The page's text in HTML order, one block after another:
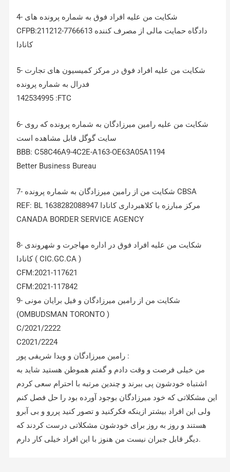
4- شکایت من علیه افراد فوق به شماره پرونده های
CFPB:211212-7766613 دادگاه حمایت مالی از مصرف کننده
کانادا
5- شکایت من علیه افراد فوق در مرکز کمیسیون های تجارت
فدرال به شماره پرونده
‏142534995 :FTC
6- شکایت من علیه رامین میرزادگان به شماره پرونده که روی
سایت گوگل قابل مشاهده است
BBB: C58C46A9-4C2E-A163-OE63A05A1194
Better Business Bureau
7- شکایت من از رامین میرزادگان به شماره پرونده CBSA
CANADA BORDER SERVICE AGENCY
8- شکایت من علیه افراد فوق در اداره مهاجرت و شهروندی
کانادا ( CIC.GC.CA )
CFM:2021-117621
CFM:2021-117842
9- شکایت من از رامین میرزادگان و فیل برایان مونی
‏(OMBUDSMAN TORONTO )
C/2021/2222
C2021/2224
رامین میرزادگان و ویدا شریفی پور :
من خیلی فرصت و وقت دادم و گفتم هموطن هستید شاید به
اشتباه خودشون پی ببرند و چندین مرتبه با احترام سعی کردم
این مشکلاتی که خود میرزادگان بوجود آورده بود را حل فصل کنم
ولی این افراد بیشتر ازینکه فکرکنید و تصور کنید پررو و بی آبرو
هستند و روز به روز برای خودشون مشکلاتی درست کردند که
دیگر قابل جبران نیست من هنوز با این افراد خیلی کار دارم.